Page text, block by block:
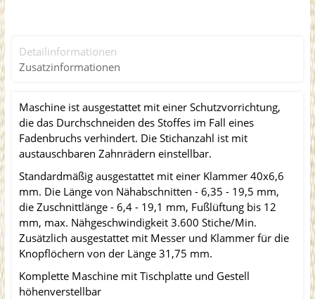
Detailinformationen
Zusatzinformationen
Maschine ist ausgestattet mit einer Schutzvorrichtung,
die das Durchschneiden des Stoffes im Fall eines
Fadenbruchs verhindert. Die Stichanzahl ist mit
austauschbaren Zahnrädern einstellbar.
Standardmäßig ausgestattet mit einer Klammer 40x6,6
mm. Die Länge von Nähabschnitten - 6,35 - 19,5 mm,
die Zuschnittlänge - 6,4 - 19,1 mm, Fußlüftung bis 12
mm, max. Nähgeschwindigkeit 3.600 Stiche/Min.
Zusätzlich ausgestattet mit Messer und Klammer für die
Knopflöchern von der Länge 31,75 mm.
Komplette Maschine mit Tischplatte und Gestell
höhenverstellbar